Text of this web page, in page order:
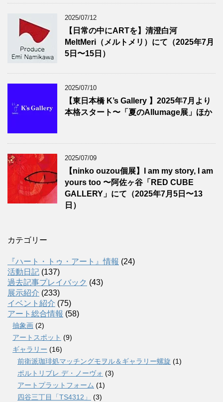
2025/07/12
【日常の中にARTを】清澄白河
MeltMeri（メルトメリ）にて（2025年7月
5日〜15日）
2025/07/10
【東日本橋 K’s Gallery 】2025年7月より
本格スタート〜「夏のAllumage展」ほか
2025/07/09
【ninko ouzou個展】I am my story, I am
yours too 〜阿佐ヶ谷「RED CUBE
GALLERY」にて（2025年7月5日〜13
日）
カテゴリー
『ハート・トゥ・アート』情報 (24)
活動日記 (137)
過去記事プレイバック (43)
展示紹介 (233)
イベント紹介 (75)
アート総合情報 (58)
抽象画 (2)
アートスポット (9)
ギャラリー (16)
前衛派珈琲処マッチングモヲル＆ギャラリー螺旋 (1)
ポルトリブレ デ・ノーヴォ (3)
アートプラットフォーム (1)
四谷三丁目「TS4312」
(3)